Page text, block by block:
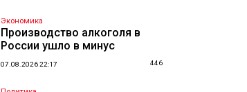
Экономика
Производство алкоголя в
России ушло в минус
07.08.2026 22:17 446